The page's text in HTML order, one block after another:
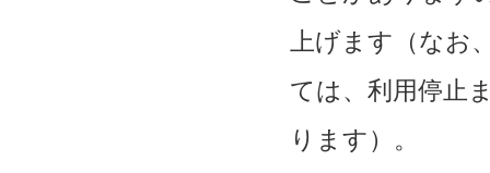
上げます（なお
ては、利用停止
ります）。